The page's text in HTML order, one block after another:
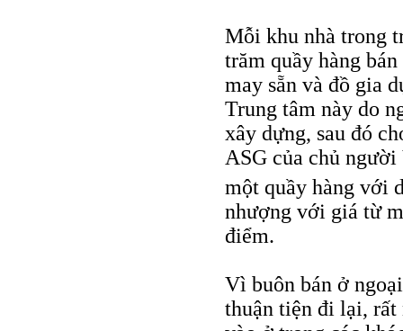
Mỗi khu nhà trong
trăm quầy hàng
may sẵn và đồ gia
Trung tâm này do
xây dựng, sau đó
ASG của chủ
một quầy hàng với
nhượng với giá từ
điểm.
Vì buôn bán ở
thuận tiện đi lại,